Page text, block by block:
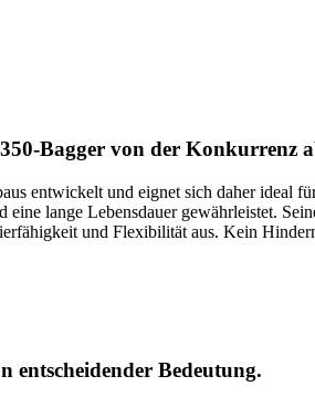
Bagger von der Konkurrenz
entwickelt und eignet sich daher ideal
lange Lebensdauer gewährleistet.
und Flexibilität aus. Kein
entscheidender Bedeutung.